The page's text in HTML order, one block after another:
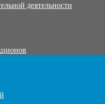
деятельности